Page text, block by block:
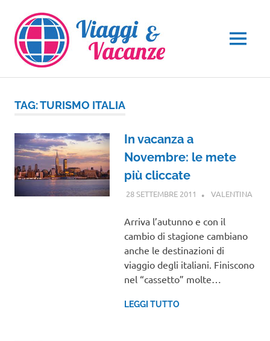
contenuto
MENU
TAG:TURISMO ITALIA
In vacanza a
Novembre: le mete
più cliccate
28 SETTEMBRE 2011 VALENTINA
Arriva l’autunno e con il
cambio di stagione cambiano
anche le destinazioni di
viaggio degli italiani. Finiscono
nel “cassetto” molte…
LEGGI TUTTO